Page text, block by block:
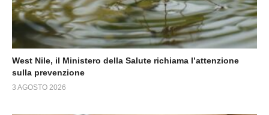
West Nile, il Ministero della Salute richiama l’attenzione
sulla prevenzione
3 AGOSTO 2026